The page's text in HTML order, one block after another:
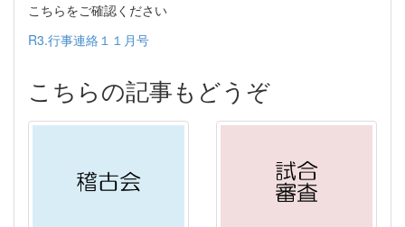
こちらをご確認ください
R3.行事連絡１１月号
こちらの記事もどうぞ